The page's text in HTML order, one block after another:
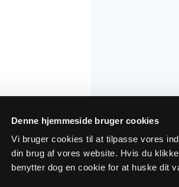
Denne hjemmeside bruger cookies
Vi bruger cookies til at tilpasse vores
din brug af vores website. Hvis du
benytter dog en cookie for at huske dit